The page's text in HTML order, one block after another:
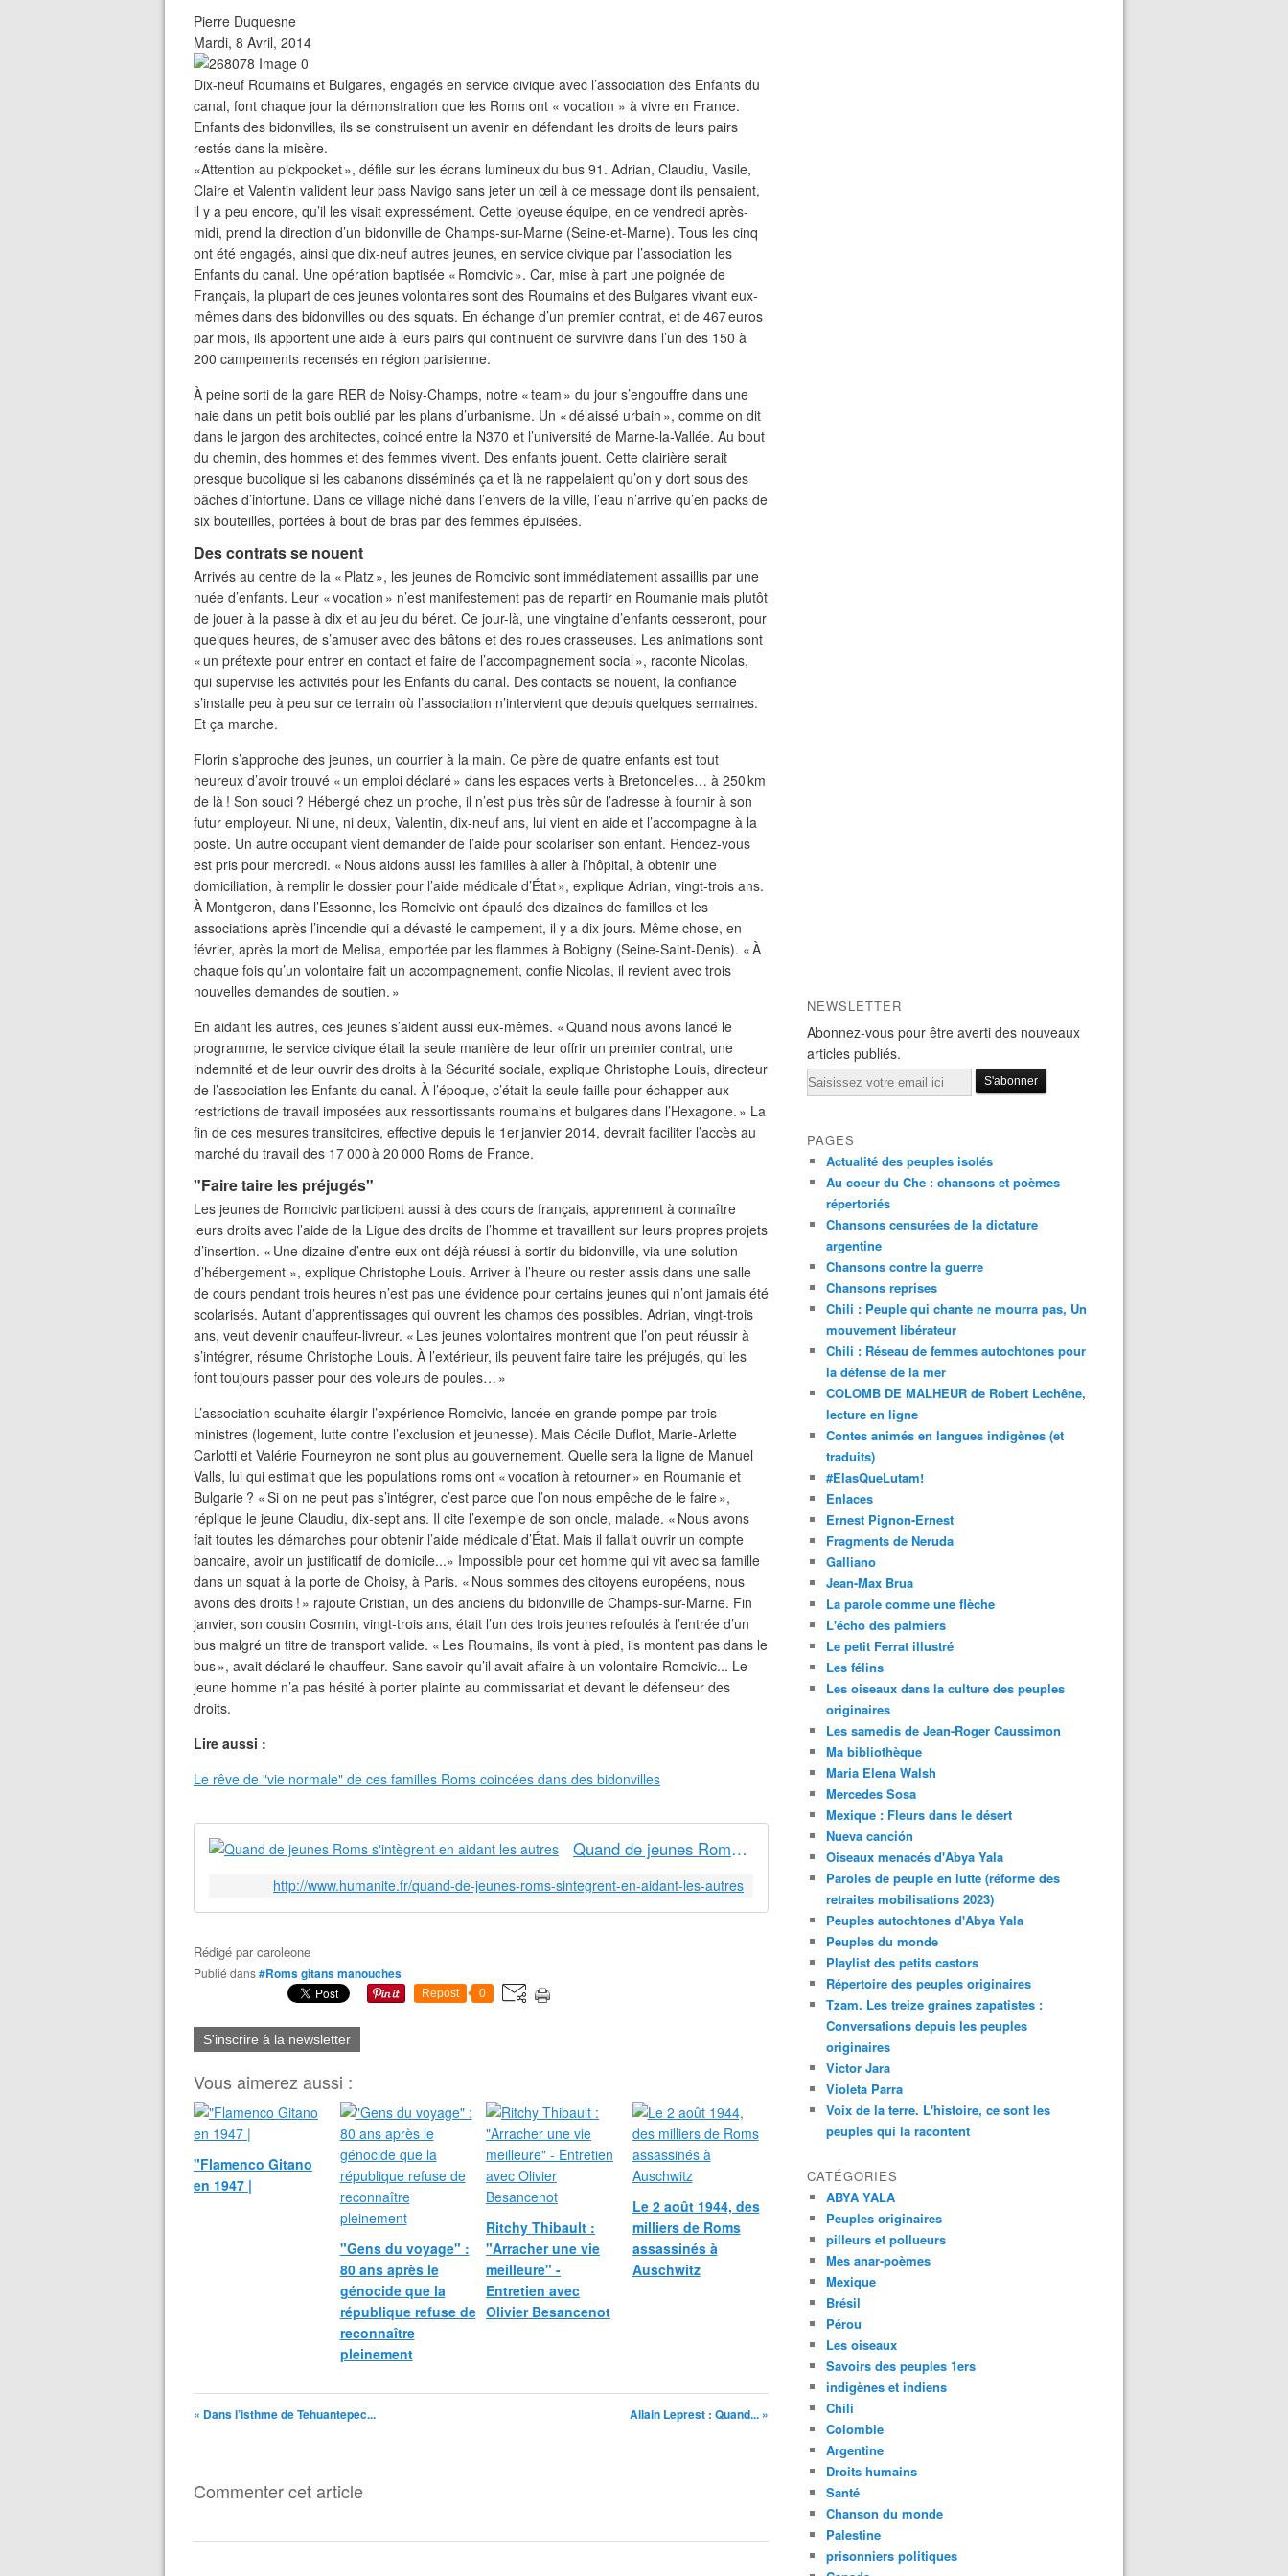
Pierre Duquesne
Mardi, 8 Avril, 2014
Dix-neuf Roumains et Bulgares, engagés en service civique avec l’association des Enfants du
canal, font chaque jour la démonstration que les Roms ont « vocation » à vivre en France.
Enfants des bidonvilles, ils se construisent un avenir en défendant les droits de leurs pairs
restés dans la misère.
«Attention au pickpocket », défile sur les écrans lumineux du bus 91. Adrian, Claudiu, Vasile,
Claire et Valentin valident leur pass Navigo sans jeter un œil à ce message dont ils pensaient,
il y a peu encore, qu’il les visait expressément. Cette joyeuse équipe, en ce vendredi après-
midi, prend la direction d’un bidonville de Champs-sur-Marne (Seine-et-Marne). Tous les cinq
ont été engagés, ainsi que dix-neuf autres jeunes, en service civique par l’association les
Enfants du canal. Une opération baptisée « Romcivic ». Car, mise à part une poignée de
Français, la plupart de ces jeunes volontaires sont des Roumains et des Bulgares vivant eux-
mêmes dans des bidonvilles ou des squats. En échange d’un premier contrat, et de 467 euros
par mois, ils apportent une aide à leurs pairs qui continuent de survivre dans l’un des 150 à
200 campements recensés en région parisienne.
À peine sorti de la gare RER de Noisy-Champs, notre « team » du jour s’engouffre dans une
haie dans un petit bois oublié par les plans d’urbanisme. Un « délaissé urbain », comme on dit
dans le jargon des architectes, coincé entre la N370 et l’université de Marne-la-Vallée. Au bout
du chemin, des hommes et des femmes vivent. Des enfants jouent. Cette clairière serait
presque bucolique si les cabanons disséminés ça et là ne rappelaient qu’on y dort sous des
bâches d’infortune. Dans ce village niché dans l’envers de la ville, l’eau n’arrive qu’en packs de
six bouteilles, portées à bout de bras par des femmes épuisées.
Des contrats se nouent
Arrivés au centre de la « Platz », les jeunes de Romcivic sont immédiatement assaillis par une
nuée d’enfants. Leur « vocation » n’est manifestement pas de repartir en Roumanie mais plutôt
de jouer à la passe à dix et au jeu du béret. Ce jour-là, une vingtaine d’enfants cesseront, pour
quelques heures, de s’amuser avec des bâtons et des roues crasseuses. Les animations sont
« un prétexte pour entrer en contact et faire de l’accompagnement social », raconte Nicolas,
qui supervise les activités pour les Enfants du canal. Des contacts se nouent, la confiance
s’installe peu à peu sur ce terrain où l’association n’intervient que depuis quelques semaines.
Et ça marche.
Florin s’approche des jeunes, un courrier à la main. Ce père de quatre enfants est tout
heureux d’avoir trouvé « un emploi déclaré » dans les espaces verts à Bretoncelles… à 250 km
de là ! Son souci ? Hébergé chez un proche, il n’est plus très sûr de l’adresse à fournir à son
futur employeur. Ni une, ni deux, Valentin, dix-neuf ans, lui vient en aide et l’accompagne à la
poste. Un autre occupant vient demander de l’aide pour scolariser son enfant. Rendez-vous
est pris pour mercredi. « Nous aidons aussi les familles à aller à l’hôpital, à obtenir une
domiciliation, à remplir le dossier pour l’aide médicale d’État », explique Adrian, vingt-trois ans.
À Montgeron, dans l’Essonne, les Romcivic ont épaulé des dizaines de familles et les
associations après l’incendie qui a dévasté le campement, il y a dix jours. Même chose, en
février, après la mort de Melisa, emportée par les flammes à Bobigny (Seine-Saint-Denis). « À
chaque fois qu’un volontaire fait un accompagnement, confie Nicolas, il revient avec trois
nouvelles demandes de soutien. »
En aidant les autres, ces jeunes s’aident aussi eux-mêmes. « Quand nous avons lancé le
programme, le service civique était la seule manière de leur offrir un premier contrat, une
indemnité et de leur ouvrir des droits à la Sécurité sociale, explique Christophe Louis, directeur
de l’association les Enfants du canal. À l’époque, c’était la seule faille pour échapper aux
restrictions de travail imposées aux ressortissants roumains et bulgares dans l’Hexagone. » La
fin de ces mesures transitoires, effective depuis le 1er janvier 2014, devrait faciliter l’accès au
marché du travail des 17 000 à 20 000 Roms de France.
"Faire taire les préjugés"
Les jeunes de Romcivic participent aussi à des cours de français, apprennent à connaître
leurs droits avec l’aide de la Ligue des droits de l’homme et travaillent sur leurs propres projets
d’insertion. « Une dizaine d’entre eux ont déjà réussi à sortir du bidonville, via une solution
d’hébergement », explique Christophe Louis. Arriver à l’heure ou rester assis dans une salle
de cours pendant trois heures n’est pas une évidence pour certains jeunes qui n’ont jamais été
scolarisés. Autant d’apprentissages qui ouvrent les champs des possibles. Adrian, vingt-trois
ans, veut devenir chauffeur-livreur. « Les jeunes volontaires montrent que l’on peut réussir à
s’intégrer, résume Christophe Louis. À l’extérieur, ils peuvent faire taire les préjugés, qui les
font toujours passer pour des voleurs de poules… »
L’association souhaite élargir l’expérience Romcivic, lancée en grande pompe par trois
ministres (logement, lutte contre l’exclusion et jeunesse). Mais Cécile Duflot, Marie-Arlette
Carlotti et Valérie Fourneyron ne sont plus au gouvernement. Quelle sera la ligne de Manuel
Valls, lui qui estimait que les populations roms ont « vocation à retourner » en Roumanie et
Bulgarie ? « Si on ne peut pas s’intégrer, c’est parce que l’on nous empêche de le faire »,
réplique le jeune Claudiu, dix-sept ans. Il cite l’exemple de son oncle, malade. « Nous avons
fait toutes les démarches pour obtenir l’aide médicale d’État. Mais il fallait ouvrir un compte
bancaire, avoir un justificatif de domicile...» Impossible pour cet homme qui vit avec sa famille
dans un squat à la porte de Choisy, à Paris. « Nous sommes des citoyens européens, nous
avons des droits ! » rajoute Cristian, un des anciens du bidonville de Champs-sur-Marne. Fin
janvier, son cousin Cosmin, vingt-trois ans, était l’un des trois jeunes refoulés à l’entrée d’un
bus malgré un titre de transport valide. « Les Roumains, ils vont à pied, ils montent pas dans le
bus », avait déclaré le chauffeur. Sans savoir qu’il avait affaire à un volontaire Romcivic... Le
jeune homme n’a pas hésité à porter plainte au commissariat et devant le défenseur des
droits.
Lire aussi :
Le rêve de "vie normale" de ces familles Roms coincées dans des bidonvilles
Quand de jeunes Roms s'intègrent en aidant les autres
http://www.humanite.fr/quand-de-jeunes-roms-sintegrent-en-aidant-les-autres
Rédigé parcaroleone
Publié dans#Roms gitans manouches
Repost 0
S'inscrire à la newsletter
Vous aimerez aussi :
"Flamenco Gitano
en 1947 |
"Gens du voyage" :
80 ans après le
génocide que la
république refuse de
reconnaître
pleinement
Ritchy Thibault :
"Arracher une vie
meilleure" -
Entretien avec
Olivier Besancenot
Le 2 août 1944, des
milliers de Roms
assassinés à
Auschwitz
« Dans l’isthme de Tehuantepec... Allain Leprest : Quand... »
Commenter cet article
NEWSLETTER
Abonnez-vous pour être averti des nouveaux
articles publiés.
Email
PAGES
Actualité des peuples isolés
Au coeur du Che : chansons et poèmes
répertoriés
Chansons censurées de la dictature
argentine
Chansons contre la guerre
Chansons reprises
Chili : Peuple qui chante ne mourra pas, Un
mouvement libérateur
Chili : Réseau de femmes autochtones pour
la défense de la mer
COLOMB DE MALHEUR de Robert Lechêne,
lecture en ligne
Contes animés en langues indigènes (et
traduits)
#ElasQueLutam!
Enlaces
Ernest Pignon-Ernest
Fragments de Neruda
Galliano
Jean-Max Brua
La parole comme une flèche
L'écho des palmiers
Le petit Ferrat illustré
Les félins
Les oiseaux dans la culture des peuples
originaires
Les samedis de Jean-Roger Caussimon
Ma bibliothèque
Maria Elena Walsh
Mercedes Sosa
Mexique : Fleurs dans le désert
Nueva canción
Oiseaux menacés d'Abya Yala
Paroles de peuple en lutte (réforme des
retraites mobilisations 2023)
Peuples autochtones d'Abya Yala
Peuples du monde
Playlist des petits castors
Répertoire des peuples originaires
Tzam. Les treize graines zapatistes :
Conversations depuis les peuples
originaires
Victor Jara
Violeta Parra
Voix de la terre. L'histoire, ce sont les
peuples qui la racontent
CATÉGORIES
ABYA YALA
Peuples originaires
pilleurs et pollueurs
Mes anar-poèmes
Mexique
Brésil
Pérou
Les oiseaux
Savoirs des peuples 1ers
indigènes et indiens
Chili
Colombie
Argentine
Droits humains
Santé
Chanson du monde
Palestine
prisonniers politiques